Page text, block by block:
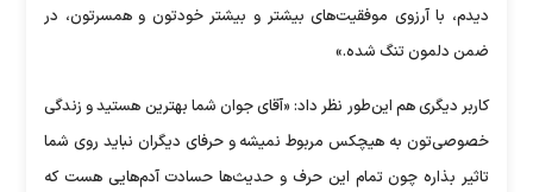
دیدم، با آرزوی موفقیت‌های بیشتر و بیشتر خودتون و همسرتون، در
ضمن دلمون تنگ شده.»
کاربر دیگری هم این‌طور نظر داد: «آقای جوان شما بهترین هستید و زندگی
خصوصی‌تون به هیچکس مربوط نمیشه و حرفای دیگران نباید روی شما
تاثیر بذاره چون تمام این حرف و حدیث‌ها حسادت آدم‌هایی هست که